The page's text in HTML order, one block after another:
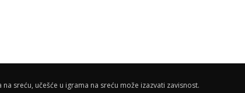
sreću, učešće u igrama na sreću može izazvati zavisnost.